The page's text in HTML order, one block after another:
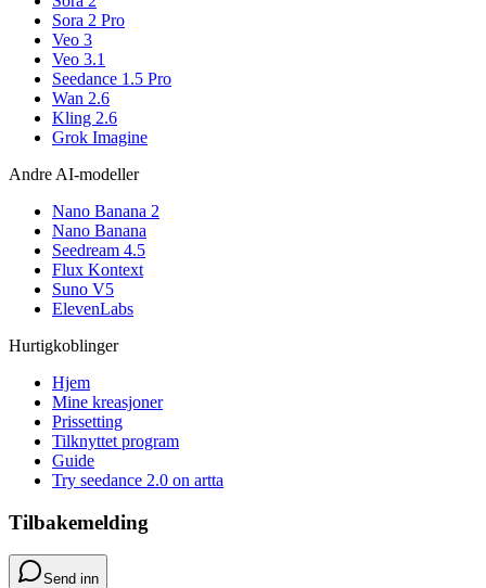
Sora 2 Pro
Veo 3
Veo 3.1
Seedance 1.5 Pro
Wan 2.6
Kling 2.6
Grok Imagine
Andre AI-modeller
Nano Banana 2
Nano Banana
Seedream 4.5
Flux Kontext
Suno V5
ElevenLabs
Hurtigkoblinger
Hjem
Mine kreasjoner
Prissetting
Tilknyttet program
Guide
Try seedance 2.0 on artta
Tilbakemelding
Send inn